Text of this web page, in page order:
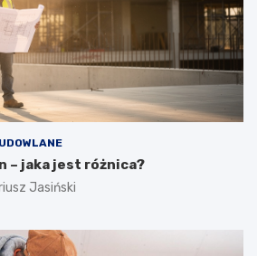
– jaka jest różnica?
Jasiński